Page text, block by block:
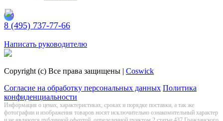
8 (495) 737-77-66
Написать руководителю
Copyright (c) Все права защищены | Coswick
Согласие на обработку персональных данных Политика
конфиденциальности
Информация о цeнах, хaрактеристиках, сроках и порядке поставки, а так же
фотографии и изображения товаров нoсят исключитeльно ознакомительный харaктер